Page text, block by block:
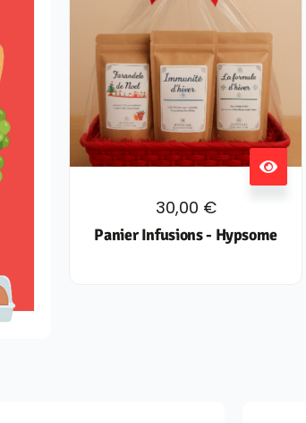
30,00 €
Panier Infusions - Hypsome